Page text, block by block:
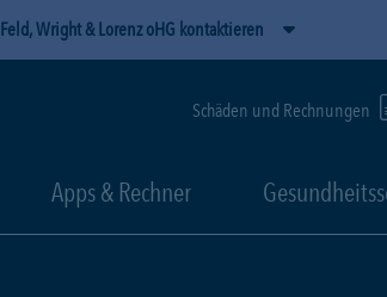
Feld, Wright & Lorenz oHG kontaktieren
Schäden und Rechnungen
Apps & Rechner